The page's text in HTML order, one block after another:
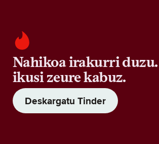
Nahikoa irakurri
ikusi zeure kabuz.
Deskargatu Tinder